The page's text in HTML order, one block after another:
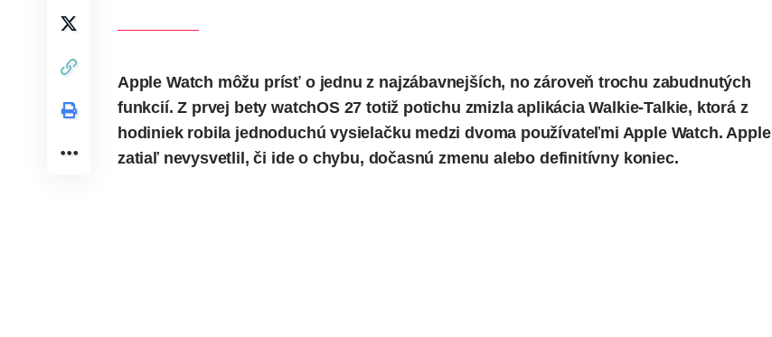
Apple Watch môžu prísť o jednu z najzábavnejších, no zároveň trochu zabudnutých
funkcií. Z prvej bety watchOS 27 totiž potichu zmizla aplikácia Walkie-Talkie, ktorá z
hodiniek robila jednoduchú vysielačku medzi dvoma používateľmi Apple Watch. Apple
zatiaľ nevysvetlil, či ide o chybu, dočasnú zmenu alebo definitívny koniec.